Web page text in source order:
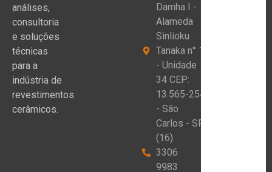
análises,
consultoria
e soluções
técnicas
para a
indústria de
revestimentos
cerâmicos.
Damha I -
Alameda
Sinlioku
Tanaka n° 1
- Unidade
34 CEP:
13.565-254
- São
Carlos - SP
(16)
3306
9983